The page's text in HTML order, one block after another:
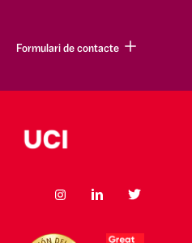
Formulari de contacte